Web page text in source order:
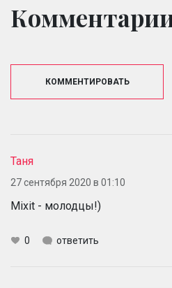
КОММЕНТИРОВАТЬ
Таня
27 сентября 2020 в 01:10
Mixit - молодцы!)
0 ответить